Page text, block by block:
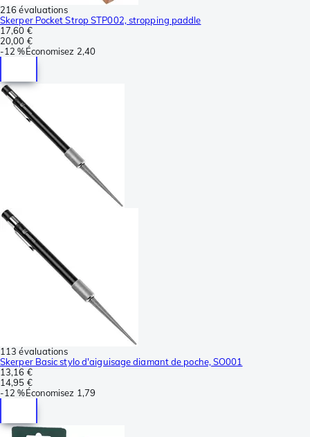
216 évaluations
Skerper Pocket Strop STP002, stropping paddle
17,60 €
20,00 €
-12 %Économisez 2,40
113 évaluations
Skerper Basic stylo d'aiguisage diamant de poche, SO001
13,16 €
14,95 €
-12 %Économisez 1,79